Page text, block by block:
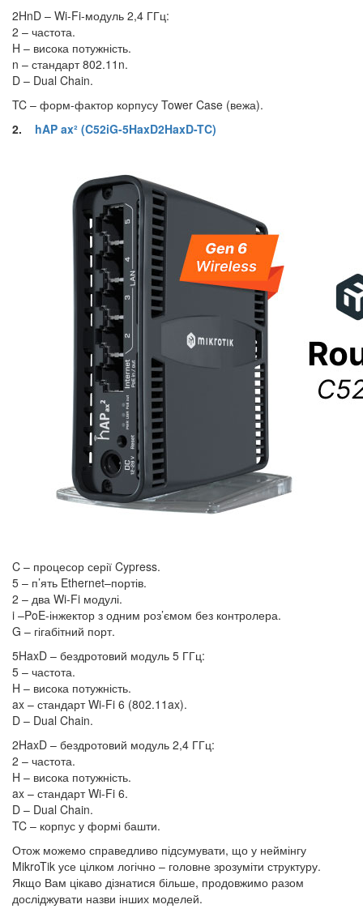
2HnD – Wi-Fi-модуль 2,4 ГГц:
2 – частота.
H – висока потужність.
n – стандарт 802.11n.
D – Dual Chain.
TC – форм-фактор корпусу Tower Case (вежа).
2. hAP ax² (C52iG-5HaxD2HaxD-TC)
C – процесор серії Cypress.
5 – п’ять Ethernet–портів.
2 – два Wi-Fi модулі.
i –PoE-інжектор з одним роз’ємом без контролера.
G – гігабітний порт.
5HaxD – бездротовий модуль 5 ГГц:
5 – частота.
H – висока потужність.
ax – стандарт Wi-Fi 6 (802.11ax).
D – Dual Chain.
2HaxD – бездротовий модуль 2,4 ГГц:
2 – частота.
H – висока потужність.
ax – стандарт Wi-Fi 6.
D – Dual Chain.
TC – корпус у формі башти.
Отож можемо справедливо підсумувати, що у неймінгу
MikroTik усе цілком логічно – головне зрозуміти структуру.
Якщо Вам цікаво дізнатися більше, продовжимо разом
досліджувати назви інших моделей.